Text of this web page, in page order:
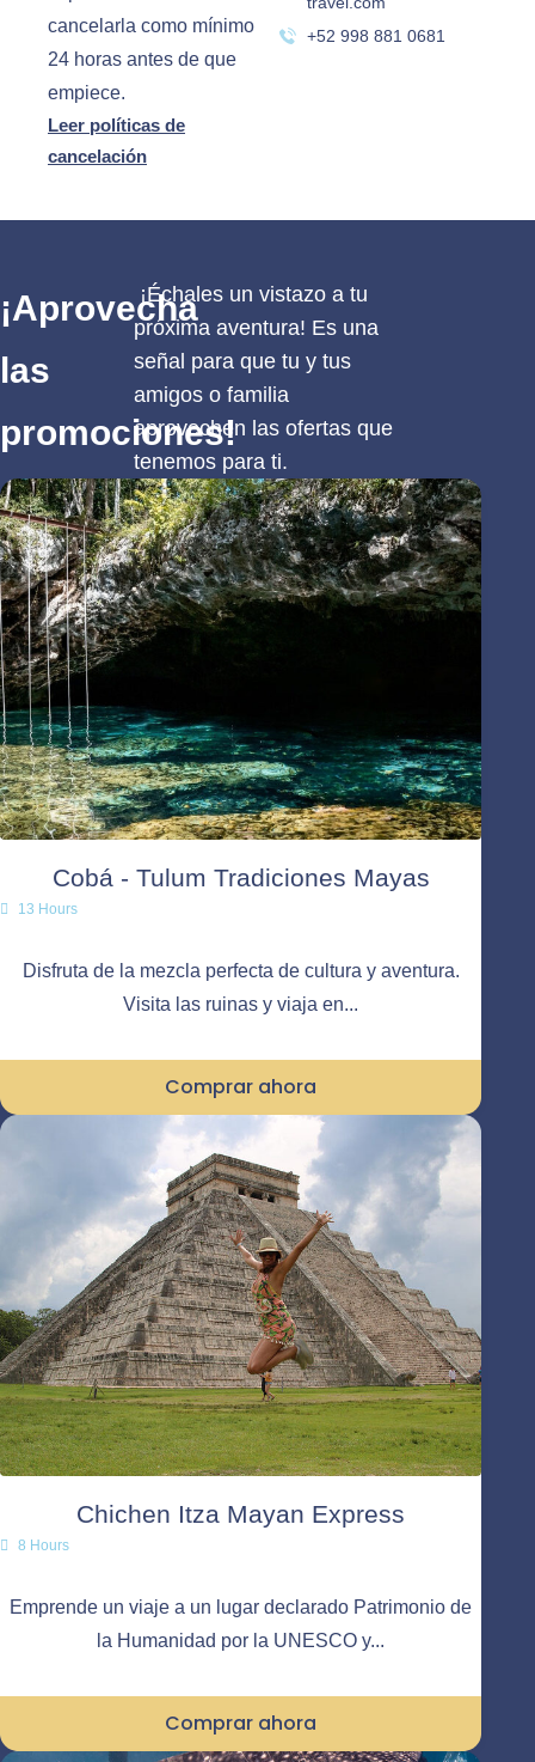
cancelarla como mínimo
24 horas antes de que
empiece.
Leer políticas de
cancelación
+52 998 881 0681
¡Aprovecha
las
promociones!
¡Échales un vistazo a tu
próxima aventura! Es una
señal para que tu y tus
amigos o familia
aprovechen las ofertas que
tenemos para ti.
Cobá - Tulum Tradiciones Mayas
13 Hours
Disfruta de la mezcla perfecta de cultura y aventura.
Visita las ruinas y viaja en...
Comprar ahora
Chichen Itza Mayan Express
8 Hours
Emprende un viaje a un lugar declarado Patrimonio de
la Humanidad por la UNESCO y...
Comprar ahora